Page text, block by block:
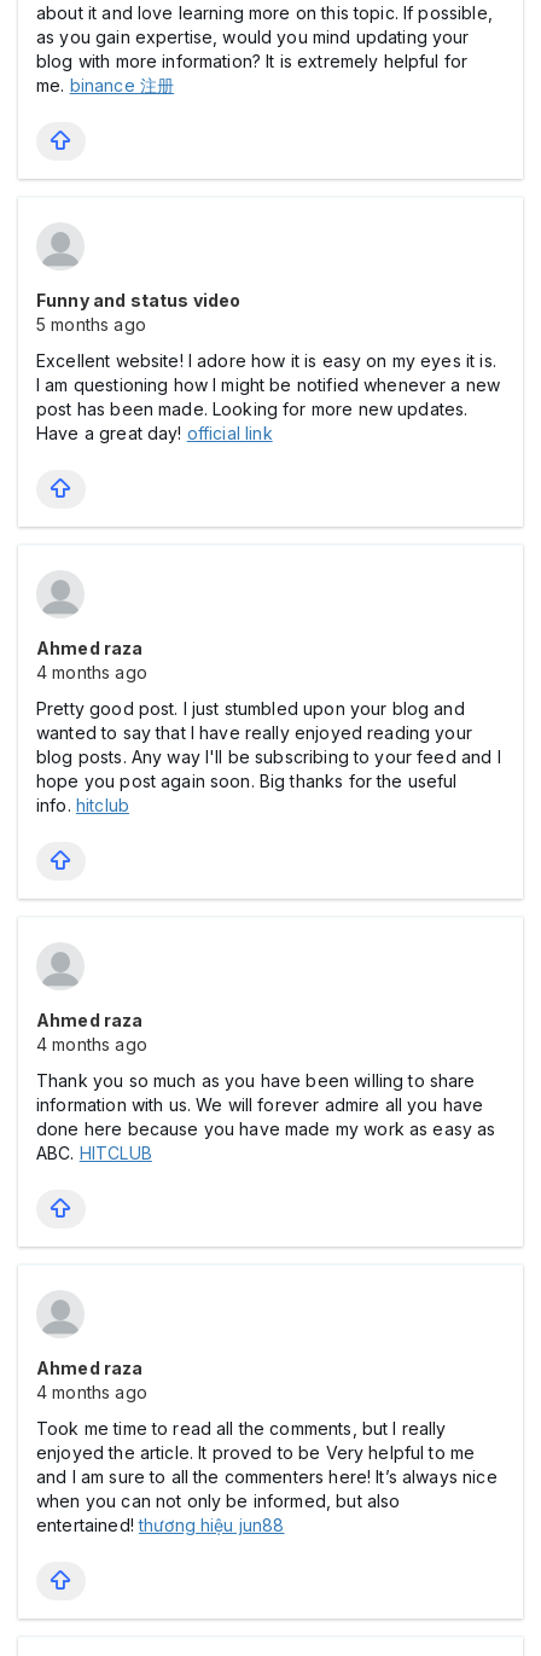
about it and love learning more on this topic. If possible,
as you gain expertise, would you mind updating your
blog with more information? It is extremely helpful for
me. binance 注册
Funny and status video
5 months ago
Excellent website! I adore how it is easy on my eyes it is.
I am questioning how I might be notified whenever a new
post has been made. Looking for more new updates.
Have a great day! official link
Ahmed raza
4 months ago
Pretty good post. I just stumbled upon your blog and
wanted to say that I have really enjoyed reading your
blog posts. Any way I'll be subscribing to your feed and I
hope you post again soon. Big thanks for the useful
info. hitclub
Ahmed raza
4 months ago
Thank you so much as you have been willing to share
information with us. We will forever admire all you have
done here because you have made my work as easy as
ABC. HITCLUB
Ahmed raza
4 months ago
Took me time to read all the comments, but I really
enjoyed the article. It proved to be Very helpful to me
and I am sure to all the commenters here! It’s always nice
when you can not only be informed, but also
entertained!thương hiệu jun88